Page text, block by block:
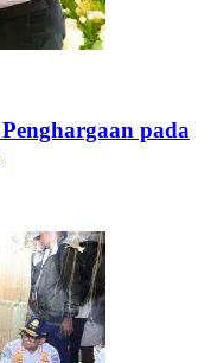
pada